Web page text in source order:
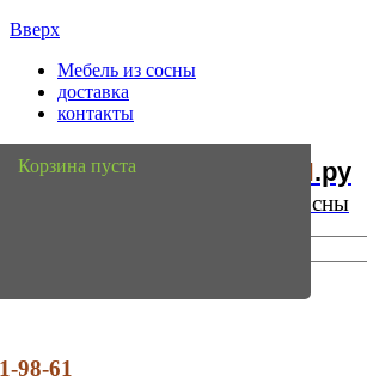
Вверх
Мебель из сосны
доставка
контакты
Мебель Сосны.ру
Интернет магазин мебели из сосны
98-61
Корзина пуста